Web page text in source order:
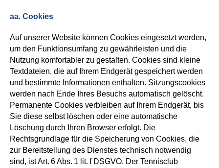
aa. Cookies
Auf unserer Website können Cookies eingesetzt werden,
um den Funktionsumfang zu gewährleisten und die
Nutzung komfortabler zu gestalten. Cookies sind kleine
Textdateien, die auf Ihrem Endgerät gespeichert werden
und bestimmte Informationen enthalten. Sitzungscookies
werden nach Ende Ihres Besuchs automatisch gelöscht.
Permanente Cookies verbleiben auf Ihrem Endgerät, bis
Sie diese selbst löschen oder eine automatische
Löschung durch Ihren Browser erfolgt. Die
Rechtsgrundlage für die Speicherung von Cookies, die
zur Bereitstellung des Dienstes technisch notwendig
sind, ist Art. 6 Abs. 1 lit. f DSGVO. Der Tennisclub